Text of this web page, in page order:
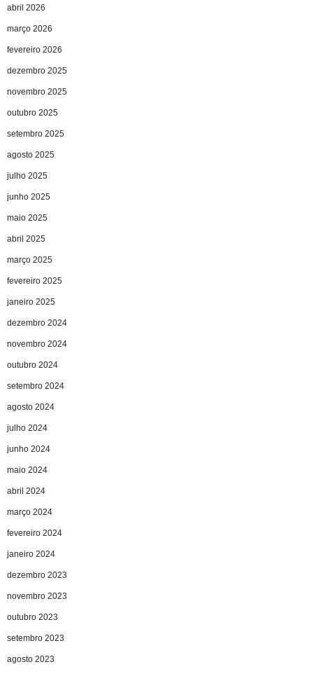
abril 2026
março 2026
fevereiro 2026
dezembro 2025
novembro 2025
outubro 2025
setembro 2025
agosto 2025
julho 2025
junho 2025
maio 2025
abril 2025
março 2025
fevereiro 2025
janeiro 2025
dezembro 2024
novembro 2024
outubro 2024
setembro 2024
agosto 2024
julho 2024
junho 2024
maio 2024
abril 2024
março 2024
fevereiro 2024
janeiro 2024
dezembro 2023
novembro 2023
outubro 2023
setembro 2023
agosto 2023